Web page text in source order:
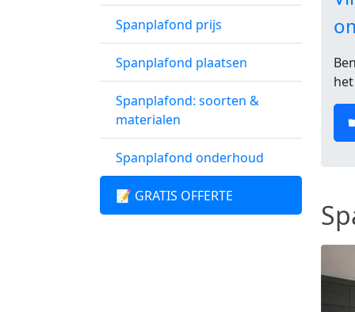
Spanplafond prijs
Spanplafond plaatsen
Spanplafond: soorten &
materialen
Spanplafond onderhoud
📝 GRATIS OFFERTE